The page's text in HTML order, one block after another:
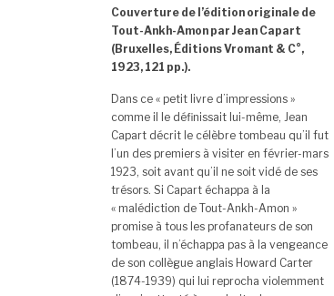
Couverture de l’édition originale de
Tout-Ankh-Amon par Jean Capart
(Bruxelles, Éditions Vromant & C°,
1923, 121 pp.).
Dans ce « petit livre d’impressions »
comme il le définissait lui-même, Jean
Capart décrit le célèbre tombeau qu’il fut
l’un des premiers à visiter en février-mars
1923, soit avant qu’il ne soit vidé de ses
trésors. Si Capart échappa à la
« malédiction de Tout-Ankh-Amon »
promise à tous les profanateurs de son
tombeau, il n’échappa pas à la vengeance
de son collègue anglais Howard Carter
(1874-1939) qui lui reprocha violemment